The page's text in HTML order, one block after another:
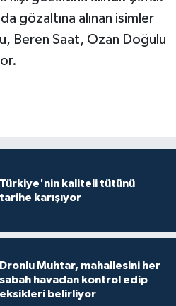
gözaltına alınan isimler
Beren Saat, Ozan Doğulu
Türkiye'nin kaliteli tütünü
tarihe karışıyor
Dronlu Muhtar, mahallesini her
sabah havadan kontrol edip
eksikleri belirliyor